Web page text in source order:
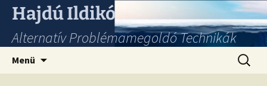
Hajdú Ildikó
Alternatív Problémamegoldó Technikák
Menü